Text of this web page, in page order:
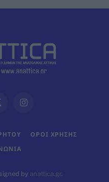
Instagram
ΟΡΟΙ ΧΡΗΣΗΣ
by anattica.gr.